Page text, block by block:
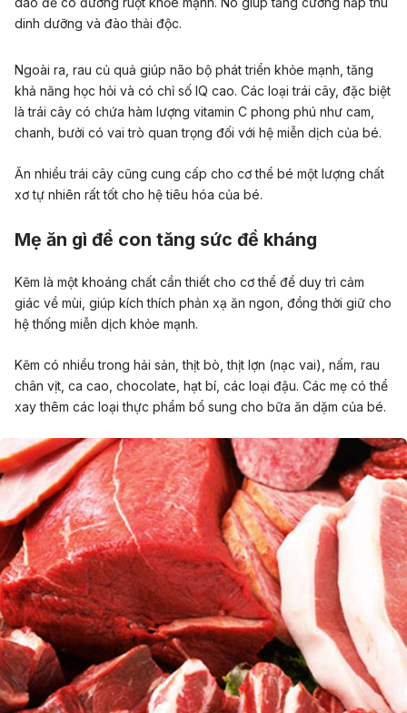
dinh dưỡng và đào thải độc.
Ngoài ra, rau củ quả giúp não bộ phát triển khỏe mạnh, tăng
khả năng học hỏi và có chỉ số IQ cao. Các loại trái cây, đặc biệt
là trái cây có chứa hàm lượng vitamin C phong phú như cam,
chanh, bưởi có vai trò quan trọng đối với hệ miễn dịch của bé.
Ăn nhiều trái cây cũng cung cấp cho cơ thể bé một lượng chất
xơ tự nhiên rất tốt cho hệ tiêu hóa của bé.
Mẹ ăn gì để con tăng sức đề kháng
Kẽm là một khoáng chất cần thiết cho cơ thể để duy trì cảm
giác về mùi, giúp kích thích phản xạ ăn ngon, đồng thời giữ cho
hệ thống miễn dịch khỏe mạnh.
Kẽm có nhiều trong hải sản, thịt bò, thịt lợn (nạc vai), nấm, rau
chân vịt, ca cao, chocolate, hạt bí, các loại đậu. Các mẹ có thể
xay thêm các loại thực phẩm bổ sung cho bữa ăn dặm của bé.